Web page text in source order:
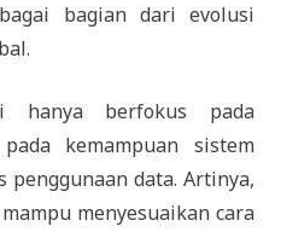
bagian dari evolusi
hanya berfokus pada
kemampuan sistem
penggunaan data. Artinya,
menyesuaikan cara